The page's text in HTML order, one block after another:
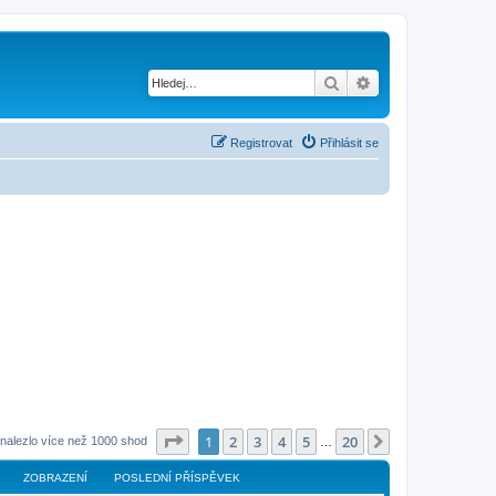
Hledat
Přihlásit se
Registrovat
více než 1000 shod Stránka z
1 2 3 4 5 20
ZOBRAZENÍ POSLEDNÍ PŘÍSPĚVEK